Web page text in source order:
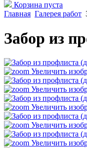
Корзина пуста
Главная Галерея работ
Забор из
Увеличить
Увеличить
Увеличить
Увеличить
Увеличить